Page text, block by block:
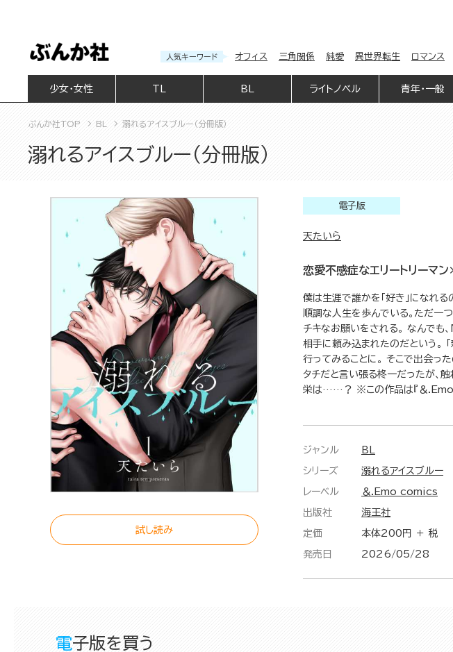
人気キーワード オフィス 三角関係 純愛 異世界転生 ロマンス
少女・女性 BL ライトノベル 青年・一般
ぶんか社TOP BL 溺れるアイスブルー（分冊版）
溺れるアイスブルー（分冊版）
試し読み
電子版
天たいら
恋愛不感症なエリートリーマ
僕は生涯で誰かを「好き」になれ
順調な人生を歩んでいる。ただ一つ
チキなお願いをされる。 なんでも
相手に頼み込まれたのだという。
行ってみることに。 そこで出会っ
タチだと言い張る柊一だったが、
栄は……？ ※この作品は『＆.Emo
ジャンル BL
シリーズ 溺れるアイスブルー
レーベル ＆.Emo comics
出版社 海王社
定価 本体200円 ＋ 税
発売日 2026/05/28
電子版を買う